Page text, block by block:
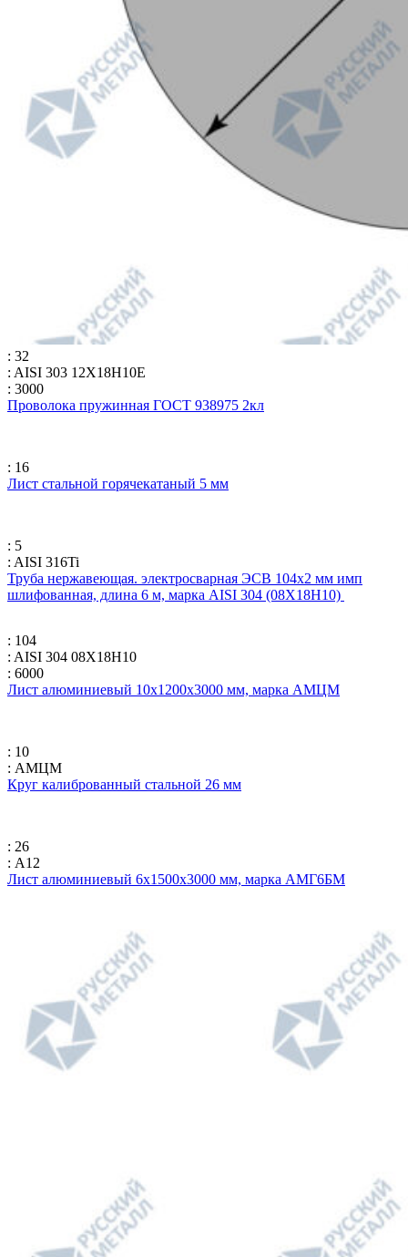
: 32
: AISI 303 12Х18Н10Е
: 3000
Проволока пружинная ГОСТ 938975 2кл
: 16
Лист стальной горячекатаный 5 мм
: 5
: AISI 316Ti
Труба нержавеющая. электросварная ЭСВ 104х2 мм имп
шлифованная, длина 6 м, марка AISI 304 (08Х18Н10)
: 104
: AISI 304 08Х18Н10
: 6000
Лист алюминиевый 10х1200х3000 мм, марка АМЦМ
: 10
: АМЦМ
Круг калиброванный стальной 26 мм
: 26
: А12
Лист алюминиевый 6х1500х3000 мм, марка АМГ6БМ